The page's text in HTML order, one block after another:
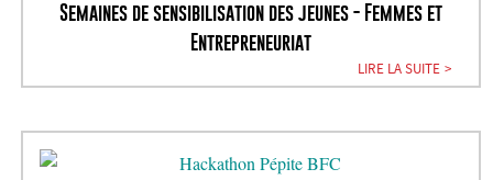
Semaines de sensibilisation des jeunes - Femmes et
Entrepreneuriat
LIRE LA SUITE